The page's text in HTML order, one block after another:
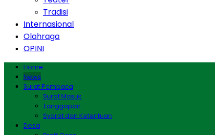
Tradisi
Internasional
Olahraga
OPINI
Home
News
Surat Pembaca
Surat Masuk
Tanggapan
Syarat dan Ketentuan
Desa